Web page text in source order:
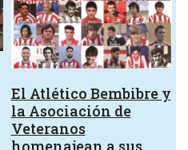
El Atlético Bembibre y
la Asociación de
Veteranos
homenajean a sus